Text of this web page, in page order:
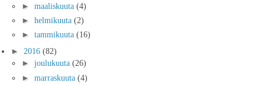
► maaliskuuta (4)
► helmikuuta (2)
► tammikuuta (16)
► 2016 (82)
► joulukuuta (26)
► marraskuuta (4)